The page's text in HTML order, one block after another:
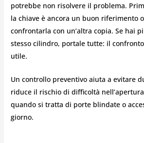
potrebbe non risolvere il problema.
la chiave è ancora un buon riferimento
confrontarla con un’altra copia. Se hai
stesso cilindro, portale tutte: il
utile.
Un controllo preventivo aiuta a evitare
riduce il rischio di difficoltà
quando si tratta di porte blindate o
giorno.